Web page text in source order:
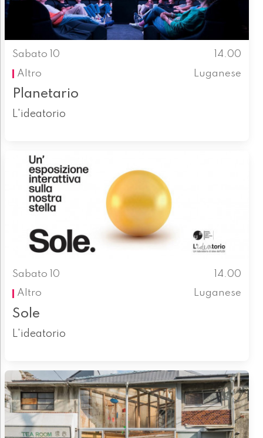
Sabato 10
14.00
Altro
Luganese
Planetario
L'ideatorio
Sabato 10
14.00
Altro
Luganese
Sole
L'ideatorio